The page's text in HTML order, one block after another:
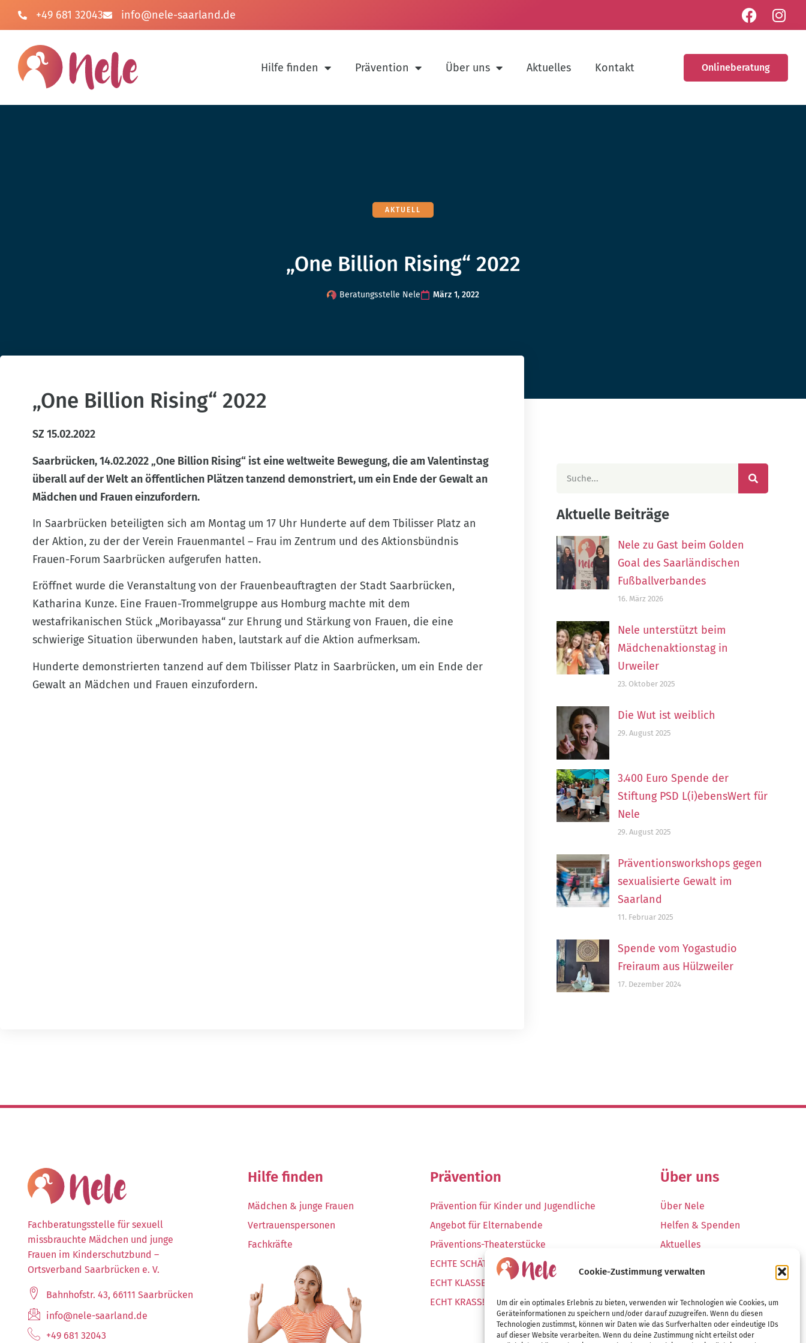
Cookie-Zustimmung verwalten
Um dir ein optimales Erlebnis zu bieten, verwenden wir Technologien wie Cookies, um
Geräteinformationen zu speichern und/oder darauf zuzugreifen. Wenn du diesen
Technologien zustimmst, können wir Daten wie das Surfverhalten oder eindeutige IDs
auf dieser Website verarbeiten. Wenn du deine Zustimmung nicht erteilst oder
+49 681 32043 info@nele-saarland.de
Hilfe finden Prävention Über uns Aktuelles Kontakt Onlineberatung
AKTUELL
„One Billion Rising“ 2022
Beratungsstelle Nele März 1, 2022
„One Billion Rising“ 2022
SZ 15.02.2022
Saarbrücken, 14.02.2022„One Billion Rising“ ist eine weltweite Bewegung, die am Valentinstag
überall auf der Welt an öffentlichen Plätzen tanzend demonstriert, um ein Ende der Gewalt an
Mädchen und Frauen einzufordern.
In Saarbrücken beteiligten sich am Montag um 17 Uhr Hunderte auf dem Tbilisser Platz an
der Aktion, zu der der Verein Frauenmantel – Frau im Zentrum und des Aktionsbündnis
Frauen-Forum Saarbrücken aufgerufen hatten.
Eröffnet wurde die Veranstaltung von der Frauenbeauftragten der Stadt Saarbrücken,
Katharina Kunze. Eine Frauen-Trommelgruppe aus Homburg machte mit dem
westafrikanischen Stück „Moribayassa“ zur Ehrung und Stärkung von Frauen, die eine
schwierige Situation überwunden haben, lautstark auf die Aktion aufmerksam.
Hunderte demonstrierten tanzend auf dem Tbilisser Platz in Saarbrücken, um ein Ende der
Gewalt an Mädchen und Frauen einzufordern.
Aktuelle Beiträge
Nele zu Gast beim Golden
Goal des Saarländischen
Fußballverbandes
16. März 2026
Nele unterstützt beim
Mädchenaktionstag in
Urweiler
23. Oktober 2025
Die Wut ist weiblich
29. August 2025
3.400 Euro Spende der
Stiftung PSD L(i)ebensWert für
Nele
29. August 2025
Präventionsworkshops gegen
sexualisierte Gewalt im
Saarland
11. Februar 2025
Spende vom Yogastudio
Freiraum aus Hülzweiler
17. Dezember 2024
Fachberatungsstelle für sexuell
missbrauchte Mädchen und junge
Frauen im Kinderschutzbund –
Ortsverband Saarbrücken e. V.
Bahnhofstr. 43, 66111 Saarbrücken
info@nele-saarland.de
+49 681 32043
Hilfe finden
Mädchen & junge Frauen
Vertrauenspersonen
Fachkräfte
Prävention
Prävention für Kinder und Jugendliche
Angebot für Elternabende
Präventions-Theaterstücke
ECHTE SCHÄTZE!
ECHT KLASSE! Wanderausstellung
ECHT KRASS! Ausstellung
Über uns
Über Nele
Helfen & Spenden
Aktuelles